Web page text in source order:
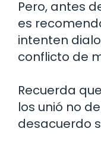
Pero, antes
es
intenten
conflicto de
Recuerda
los unió no
desacuerdo